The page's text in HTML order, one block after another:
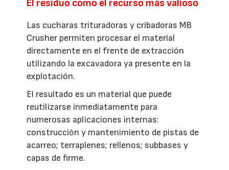
El residuo como el recurso más valioso
Las cucharas trituradoras y cribadoras MB
Crusher permiten procesar el material
directamente en el frente de extracción
utilizando la excavadora ya presente en la
explotación.
El resultado es un material que puede
reutilizarse inmediatamente para
numerosas aplicaciones internas:
construcción y mantenimiento de pistas de
acarreo; terraplenes; rellenos; subbases y
capas de firme.